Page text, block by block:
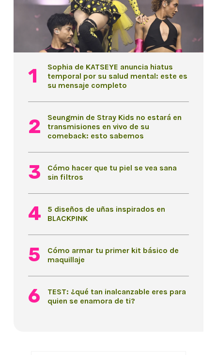
Sophia de KATSEYE anuncia hiatus
temporal por su salud mental: este es
su mensaje completo
Seungmin de Stray Kids no estará en
transmisiones en vivo de su
comeback: esto sabemos
Cómo hacer que tu piel se vea sana
sin filtros
5 diseños de uñas inspirados en
BLACKPINK
Cómo armar tu primer kit básico de
maquillaje
TEST: ¿qué tan inalcanzable eres para
quien se enamora de ti?